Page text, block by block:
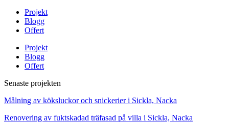
Projekt
Blogg
Offert
Projekt
Blogg
Offert
Senaste projekten
Målning av köksluckor och snickerier i Sickla, Nacka
Renovering av fuktskadad träfasad på villa i Sickla, Nacka